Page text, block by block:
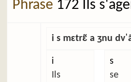
Phrase 172 Ils
i s mɛtrɛ̃ a ʒnu
i
Ils
s
se